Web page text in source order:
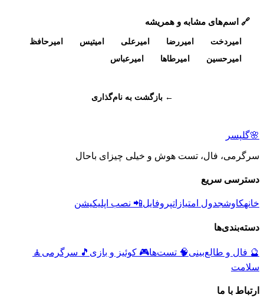
🔗 اسم‌های مشابه و همریشه
امیردخت امیررضا امیرعلی امیتیس
امیرحافظ
امیرحسین
امیرطاها امیرعباس
← بازگشت به نام‌گذاری
🌸گلپسر
سرگرمی، فال، تست هوش و خیلی چیزای باحال
دسترسی سریع
خانهکاوشجدول امتیازاتپروفایل📲 نصب اپلیکیشن
دسته‌بندی‌ها
🔮 فال و طالع‌بینی🧠 تست‌ها🎮 کوئیز و بازی 🎵 سرگرمی 🧘
سلامت
ارتباط با ما